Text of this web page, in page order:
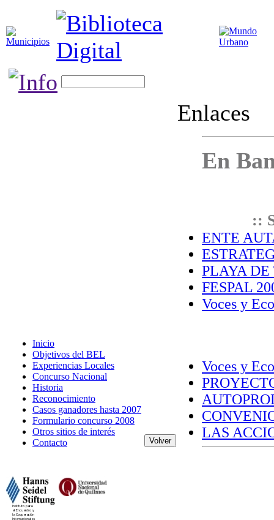
Inicio
Objetivos del BEL
Experiencias Locales
Concurso Nacional
Historia
Reconocimiento
Casos ganadores hasta 2007
Formulario concurso 2008
Otros sitios de interés
Contacto
Enlaces
En
::
ENTE
PLAYA
FESPAL
Voces y
Voces y
LAS